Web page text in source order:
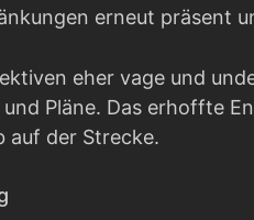
erneut präsent
eher vage und
Pläne. Das erhoffte
auf der Strecke.